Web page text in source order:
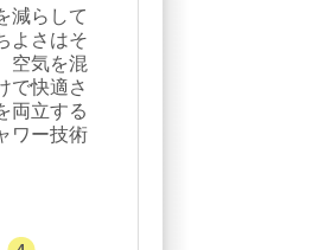
減らして
よさはそ
空気を混
で快適さ
両立する
ワー技術